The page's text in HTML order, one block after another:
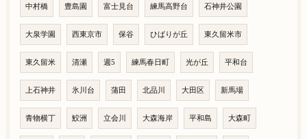
中村橋 豊島園 富士見台 練馬高野台 石神井公園
大泉学園 西東京市 保谷 ひばりが丘 東久留米市
東久留米 清瀬 週5 練馬春日町 光が丘 平和台
上石神井 氷川台 蒲田 北品川 大田区 新馬場
青物横丁 鮫洲 立会川 大森海岸 平和島 大森町